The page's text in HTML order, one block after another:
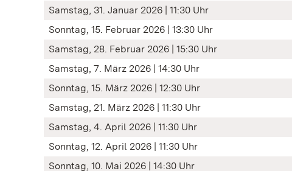
Samstag, 31. Januar 2026 | 11:30 Uhr
Sonntag, 15. Februar 2026 | 13:30 Uhr
Samstag, 28. Februar 2026 | 15:30 Uhr
Samstag, 7. März 2026 | 14:30 Uhr
Sonntag, 15. März 2026 | 12:30 Uhr
Samstag, 21. März 2026 | 11:30 Uhr
Samstag, 4. April 2026 | 11:30 Uhr
Sonntag, 12. April 2026 | 11:30 Uhr
Sonntag, 10. Mai 2026 | 14:30 Uhr